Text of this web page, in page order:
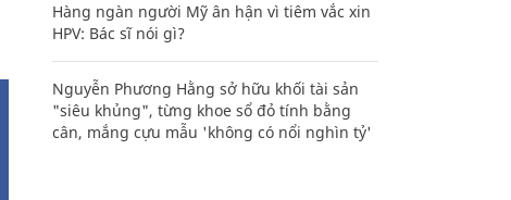
Hàng ngàn người Mỹ ân hận vì tiêm vắc xin
HPV: Bác sĩ nói gì?
Nguyễn Phương Hằng sở hữu khối tài sản
"siêu khủng", từng khoe sổ đỏ tính bằng
cân, mắng cựu mẫu 'không có nổi nghìn tỷ'